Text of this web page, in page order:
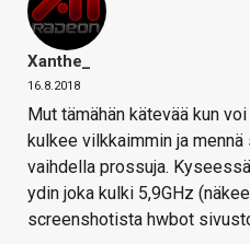
Xanthe_
16.8.2018
Mut tämähän kätevää kun
kulkee vilkkaimmin ja
vaihdella prossuja.
ydin joka kulki 5,9GHz
screenshotista hwbot